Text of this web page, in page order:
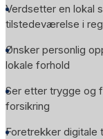
Verdsetter en lokal
tilstedeværelse i
Ønsker personlig
lokale forhold
Ser etter trygge og
forsikring
Foretrekker digitale